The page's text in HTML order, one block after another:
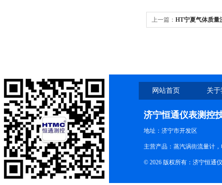
上一篇： HT宁夏气体质量
网站首页 关
济宁恒通仪表测控
地址：济宁市开发区
主营产品：蒸汽涡街流量计
© 2026 版权所有：济宁恒通